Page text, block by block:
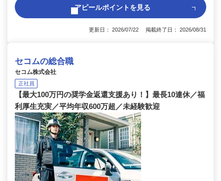
アピールポイントを見る
更新日： 2026/07/22 掲載終了日： 2026/08/31
セコムの総合職
セコム株式会社
正社員
【最大100万円の奨学金返還支援あり！】最長10連休／福
利厚生充実／平均年収600万超／未経験歓迎